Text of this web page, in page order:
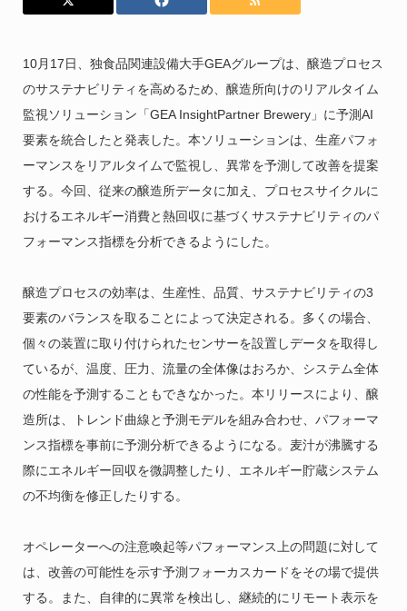
10月17日、独食品関連設備大手GEAグループは、醸造プロセス
のサステナビリティを高めるため、醸造所向けのリアルタイム
監視ソリューション「GEA InsightPartner Brewery」に予測AI
要素を統合したと発表した。本ソリューションは、生産パフォ
ーマンスをリアルタイムで監視し、異常を予測して改善を提案
する。今回、従来の醸造所データに加え、プロセスサイクルに
おけるエネルギー消費と熱回収に基づくサステナビリティのパ
フォーマンス指標を分析できるようにした。
醸造プロセスの効率は、生産性、品質、サステナビリティの3
要素のバランスを取ることによって決定される。多くの場合、
個々の装置に取り付けられたセンサーを設置しデータを取得し
ているが、温度、圧力、流量の全体像はおろか、システム全体
の性能を予測することもできなかった。本リリースにより、醸
造所は、トレンド曲線と予測モデルを組み合わせ、パフォーマ
ンス指標を事前に予測分析できるようになる。麦汁が沸騰する
際にエネルギー回収を微調整したり、エネルギー貯蔵システム
の不均衡を修正したりする。
オペレーターへの注意喚起等パフォーマンス上の問題に対して
は、改善の可能性を示す予測フォーカスカードをその場で提供
する。また、自律的に異常を検出し、継続的にリモート表示を